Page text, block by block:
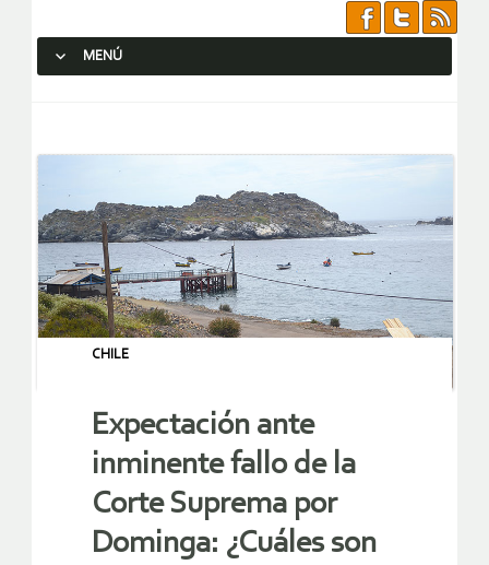
MENÚ
CHILE
Expectación ante
inminente fallo de la
Corte Suprema por
Dominga: ¿Cuáles son